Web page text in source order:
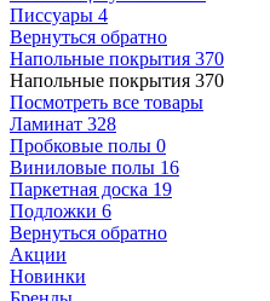
Писсуары 4
Вернуться обратно
Напольные покрытия 370
Напольные покрытия 370
Посмотреть все товары
Ламинат 328
Пробковые полы 0
Виниловые полы 16
Паркетная доска 19
Подложки 6
Вернуться обратно
Акции
Новинки